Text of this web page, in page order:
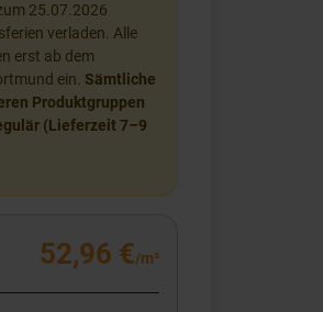
25.07.2026
verladen. Alle
erst ab dem
ein. Sämtliche
Produktgruppen
(Lieferzeit 7–9
52,96 €/m²